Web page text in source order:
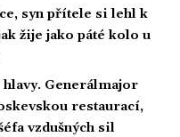
syn přítele si lehl k
žije jako páté kolo u
Generálmajor
restaurací,
vzdušných sil